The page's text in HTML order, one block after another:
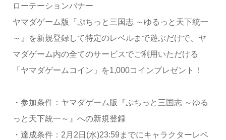
ローテーションバナー
ヤマダゲーム版『ぷちっと三国志 ～ゆるっと天下統一
～』を新規登録して特定のレベルまで遊ぶだけで、ヤ
マダゲーム内の全てのサービスでご利用いただける
「ヤマダゲームコイン」を1,000コインプレゼント！
・参加条件：ヤマダゲーム版『ぷちっと三国志 ～ゆる
っと天下統一～』への新規登録
・達成条件：2月2日(水)23:59までにキャラクターレベ